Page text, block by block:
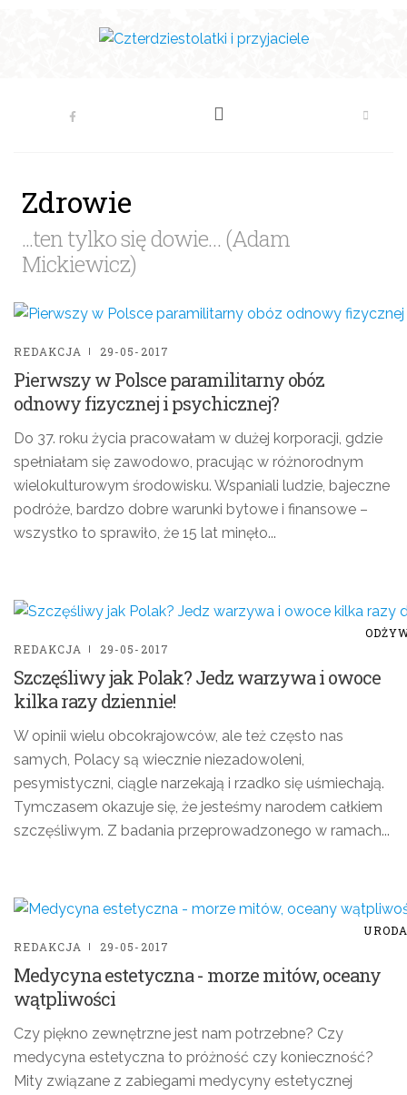
Zdrowie
...ten tylko się dowie… (Adam
Mickiewicz)
REDAKCJA 29-05-2017
Pierwszy w Polsce paramilitarny obóz
odnowy fizycznej i psychicznej?
Do 37. roku życia pracowałam w dużej korporacji, gdzie
spełniałam się zawodowo, pracując w różnorodnym
wielokulturowym środowisku. Wspaniali ludzie, bajeczne
podróże, bardzo dobre warunki bytowe i finansowe –
wszystko to sprawiło, że 15 lat minęło...
REDAKCJA
29-05-2017
Szczęśliwy jak Polak? Jedz warzywa i owoce
kilka razy dziennie!
W opinii wielu obcokrajowców, ale też często nas
samych, Polacy są wiecznie niezadowoleni,
pesymistyczni, ciągle narzekają i rzadko się uśmiechają.
Tymczasem okazuje się, że jesteśmy narodem całkiem
szczęśliwym. Z badania przeprowadzonego w ramach...
URODA
REDAKCJA
29-05-2017
Medycyna estetyczna - morze mitów, oceany
wątpliwości
Czy piękno zewnętrzne jest nam potrzebne? Czy
medycyna estetyczna to próżność czy konieczność?
Mity związane z zabiegami medycyny estetycznej